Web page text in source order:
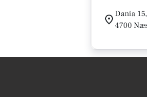
Dania
4700